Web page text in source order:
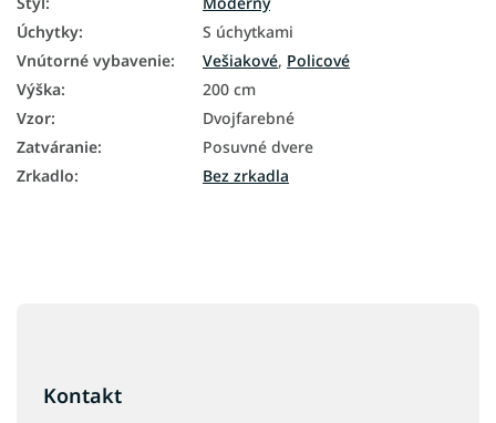
Úchytky:
S úchytkami
Vnútorné vybavenie: Vešiakové, Policové
Výška:
200 cm
Vzor:
Dvojfarebné
Zatváranie:
Posuvné dvere
Zrkadlo: Bez zrkadla
Kontakt